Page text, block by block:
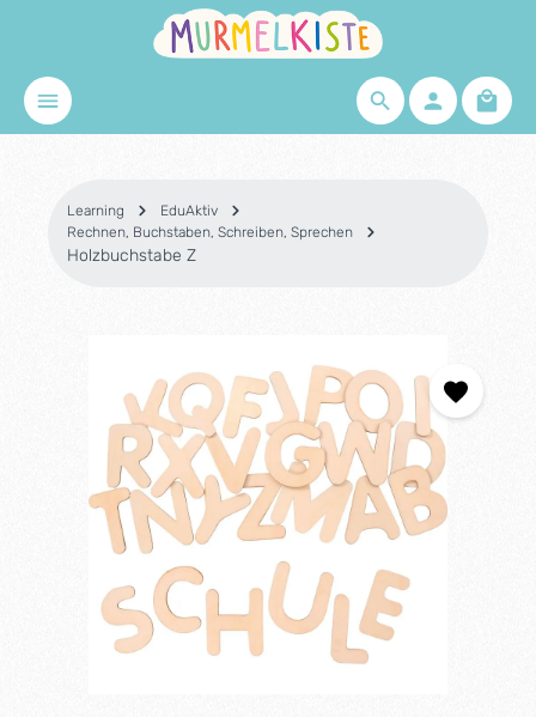
Skip to main content
Learning
EduAktiv
Rechnen, Buchstaben, Schreiben, Sprechen
Holzbuchstabe Z